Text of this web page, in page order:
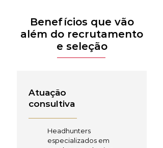
Benefícios que vão
além do recrutamento
e seleção
Atuação
consultiva
Headhunters
especializados em